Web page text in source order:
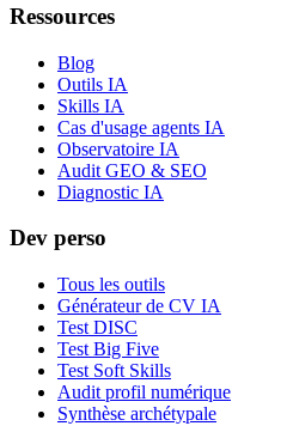
Ressources
Blog
Outils IA
Skills IA
Cas d'usage agents IA
Observatoire IA
Audit GEO & SEO
Diagnostic IA
Dev perso
Tous les outils
Générateur de CV IA
Test DISC
Test Big Five
Test Soft Skills
Audit profil numérique
Synthèse archétypale